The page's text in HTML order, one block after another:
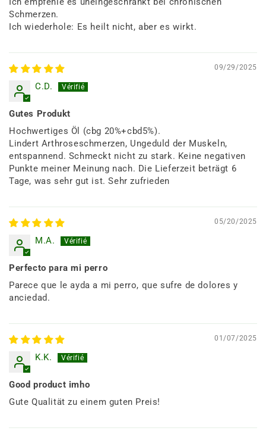
Schmerzen.
Ich wiederhole: Es heilt nicht, aber es wirkt.
09/29/2025
C.D.
Gutes Produkt
Hochwertiges Öl (cbg 20%+cbd5%).
Lindert Arthroseschmerzen, Ungeduld der Muskeln,
entspannend. Schmeckt nicht zu stark. Keine negativen
Punkte meiner Meinung nach. Die Lieferzeit beträgt 6
Tage, was sehr gut ist. Sehr zufrieden
05/20/2025
M.A.
Perfecto para mi perro
Parece que le ayda a mi perro, que sufre de dolores y
anciedad.
01/07/2025
K.K.
Good product imho
Gute Qualität zu einem guten Preis!